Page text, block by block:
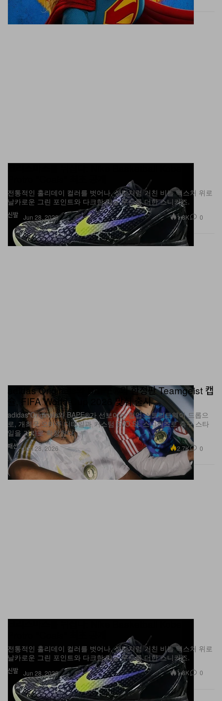
신발
전통적인 홀리데이 컬러를 벗어나, 석탄처럼 거친 비늘 텍스처 위로
날카로운 그린 포인트와 다크한 악동 무드를 더한 스니커즈.
Jun 28, 2026 1.8K 0
패션
adidas Originals와 BAPE®의 한정판 Teamgeist 캡
슐, FIFA World Cup 2026 맞춰 출시
adidas Originals와 BAPE®가 선보이는 협업 스트리트웨어 드롭으
로, 개최국 오마주 디테일과 커스텀 EVO SL 스니커즈로 축구 스타
일을 거리로 확장한다.
Jun 28, 2026 2.7K 0
신발
크리스마스를 뒤집다: Nike Basketball Kobe 6
전통적인 홀리데이 컬러를 벗어나, 석탄처럼 거친 비늘 텍스처 위로
날카로운 그린 포인트와 다크한 악동 무드를 더한 스니커즈.
Jun 28, 2026 1.8K 0